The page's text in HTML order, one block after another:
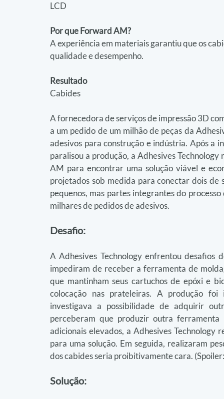
LCD
Por que Forward AM?
A experiência em materiais garantiu que os
qualidade e desempenho.
Resultado
Cabides
A fornecedora de serviços de impressão 3D
a um pedido de um milhão de peças da
adesivos para construção e indústria. Após a
paralisou a produção, a Adhesives
AM para encontrar uma solução viável e
projetados sob medida para conectar dois de
pequenos, mas partes integrantes do
milhares de pedidos de adesivos.
Desafio:
A Adhesives Technology enfrentou desafios
impediram de receber a ferramenta de
que mantinham seus cartuchos de epóxi e
colocação nas prateleiras. A produção foi
investigava a possibilidade de adquirir
perceberam que produzir outra
adicionais elevados, a Adhesives Technology
para uma solução. Em seguida, realizaram
dos cabides seria proibitivamente cara.
Solução: